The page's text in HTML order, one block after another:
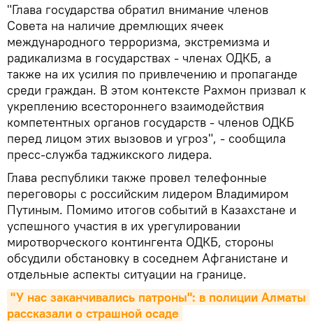
"Глава государства обратил внимание членов
Совета на наличие дремлющих ячеек
международного терроризма, экстремизма и
радикализма в государствах - членах ОДКБ, а
также на их усилия по привлечению и пропаганде
среди граждан. В этом контексте Рахмон призвал к
укреплению всестороннего взаимодействия
компетентных органов государств - членов ОДКБ
перед лицом этих вызовов и угроз", - сообщила
пресс-служба таджикского лидера.
Глава республики также провел телефонные
переговоры с российским лидером Владимиром
Путиным. Помимо итогов событий в Казахстане и
успешного участия в их урегулировании
миротворческого контингента ОДКБ, стороны
обсудили обстановку в соседнем Афганистане и
отдельные аспекты ситуации на границе.
"У нас заканчивались патроны": в полиции Алматы
рассказали о страшной осаде